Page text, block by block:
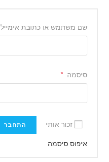
שם משתמש או כתובת אימייל
סיסמה *
זכור אותי התחבר
איפוס סיסמה